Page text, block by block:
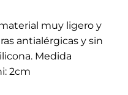
muy ligero y
antialérgicas y sin
Medida
2cm